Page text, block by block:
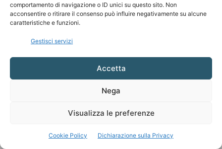
comportamento di navigazione o ID unici su questo sito. Non
acconsentire o ritirare il consenso può influire negativamente su alcune
caratteristiche e funzioni.
Gestisci servizi
Accetta
Nega
Visualizza le preferenze
Cookie Policy Dichiarazione sulla Privacy